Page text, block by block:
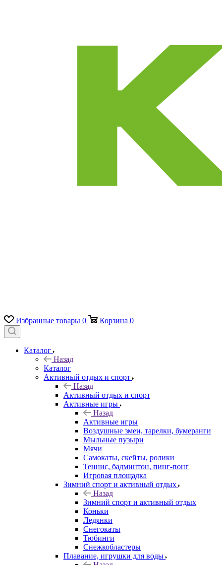
Избранные товары 0 Корзина 0
Каталог
Назад
Каталог
Активный отдых и спорт
Назад
Активный отдых и спорт
Активные игры
Назад
Активные игры
Воздушные змеи, тарелки, бумеранги
Мыльные пузыри
Мячи
Самокаты, скейты, ролики
Теннис, бадминтон, пинг-понг
Игровая площадка
Зимний спорт и активный отдых
Назад
Зимний спорт и активный отдых
Коньки
Ледянки
Снегокаты
Тюбинги
Снежкобластеры
Плавание, игрушки для воды